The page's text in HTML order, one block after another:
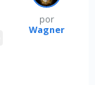
por
Wagner